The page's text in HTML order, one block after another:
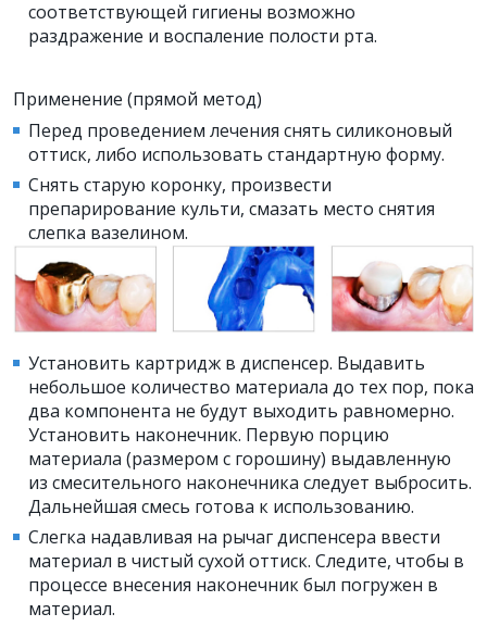
соответствующей гигиены возможно
раздражение и воспаление полости рта.
Применение (прямой метод)
Перед проведением лечения снять силиконовый
оттиск, либо использовать стандартную форму.
Снять старую коронку, произвести
препарирование культи, смазать место снятия
слепка вазелином.
Установить картридж в диспенсер. Выдавить
небольшое количество материала до тех пор, пока
два компонента не будут выходить равномерно.
Установить наконечник. Первую порцию
материала (размером с горошину) выдавленную
из смесительного наконечника следует выбросить.
Дальнейшая смесь готова к использованию.
Слегка надавливая на рычаг диспенсера ввести
материал в чистый сухой оттиск. Следите, чтобы в
процессе внесения наконечник был погружен в
материал.